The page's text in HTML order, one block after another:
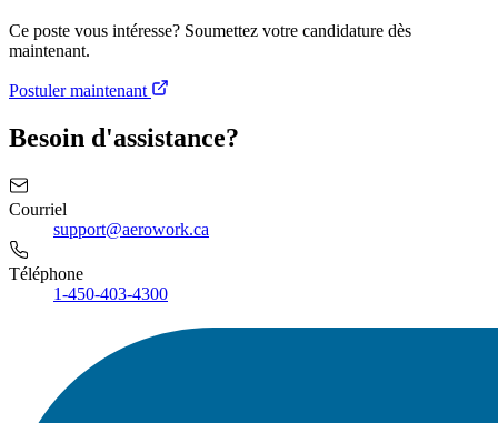
Ce poste vous intéresse? Soumettez votre candidature dès
maintenant.
Postuler maintenant
Besoin d'assistance?
Courriel
support@aerowork.ca
Téléphone
1-450-403-4300